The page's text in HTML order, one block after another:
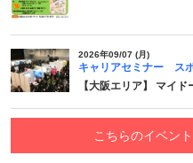
2026年09/07 (月)
キャリアセミナー ス
【大阪エリア】 マイ
こちらのイベン